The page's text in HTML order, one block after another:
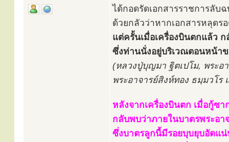
ได้กอดรัดเอกสารราชการลับ
ด้วยกลัวว่าหากเอกสารหลุด
แต่ครั้นเมื่อเครื่องบินตกแล้ว
ซึ่งท่านนั่งอยู่บริเวณตอนหน้า
(หลวงปู่บุญมา ฐิตเปโม, พระอ
พระอาจารย์สิงห์ทอง ธมฺมวโ
หลังจากเครื่องบินตก เมื่อกู้ซา
กลับพบว่าภายในบาตรพระอ
ซึ่งบาตรลูกนี้มีรอยบุบยุบอัดแ